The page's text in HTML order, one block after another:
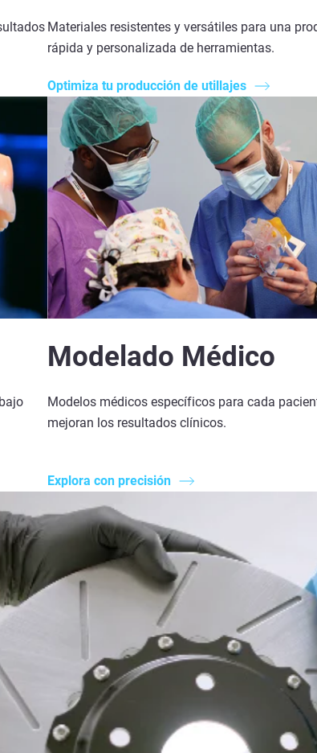
Materiales resistentes y versátiles para una
rápida y personalizada de herramientas.
Optimiza tu producción de utillajes
Modelado Médico
Modelos médicos específicos para cada
mejoran los resultados clínicos.
Explora con precisión